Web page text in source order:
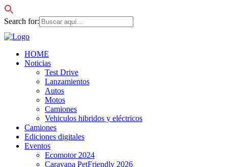
Search for:
HOME
Noticias
Test Drive
Lanzamientos
Autos
Motos
Camiones
Vehiculos hibridos y eléctricos
Camiones
Ediciones digitales
Eventos
Ecomotor 2024
Caravana PetFriendly 2026